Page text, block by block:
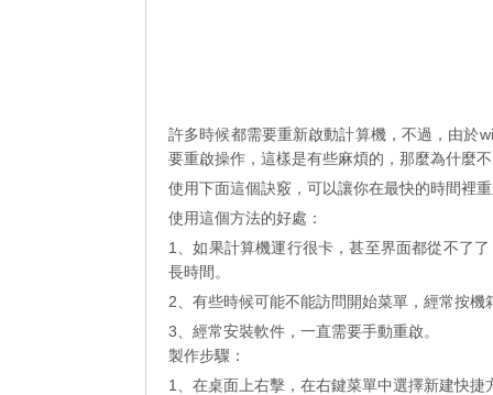
許多時候都需要重新啟動計算機，不過，由於
要重啟操作，這樣是有些麻煩的，那麼為什麼
使用下面這個訣竅，可以讓你在最快的時間裡
使用這個方法的好處：
1、如果計算機運行很卡，甚至界面都從不了
長時間。
2、有些時候可能不能訪問開始菜單，經常按
3、經常安裝軟件，一直需要手動重啟。
製作步驟：
1、在桌面上右擊，在右鍵菜單中選擇新建快捷